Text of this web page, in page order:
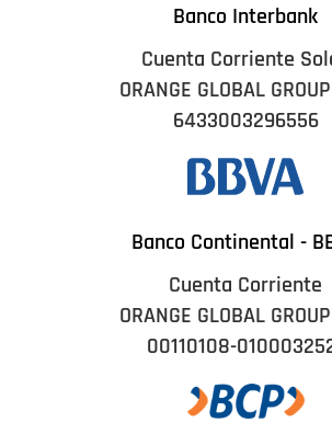
Banco Interbank
Cuenta Corriente
ORANGE GLOBAL
6433003296556
Banco Continental -
Cuenta Corriente
ORANGE GLOBAL
00110108-